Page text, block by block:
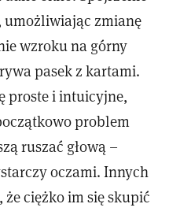
umożliwiając zmianę
wzroku na górny
pasek z kartami.
proste i intuicyjne,
problem
ruszać głową –
oczami. Innych
ciężko im się skupić